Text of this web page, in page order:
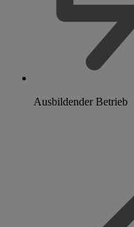
Ausbildender Betrieb